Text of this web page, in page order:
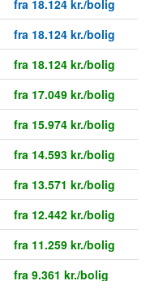
fra 18.124 kr./bolig
fra 18.124 kr./bolig
fra 18.124 kr./bolig
fra 17.049 kr./bolig
fra 15.974 kr./bolig
fra 14.593 kr./bolig
fra 13.571 kr./bolig
fra 12.442 kr./bolig
fra 11.259 kr./bolig
fra 9.361 kr./bolig